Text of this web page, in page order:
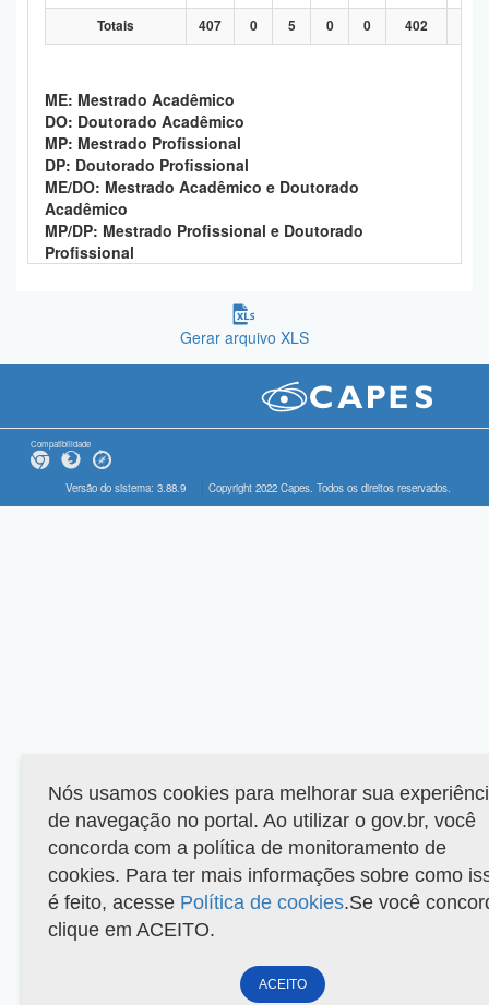
Totais 407 0 5 0 0 402
ME: Mestrado Acadêmico
DO: Doutorado Acadêmico
MP: Mestrado Profissional
DP: Doutorado Profissional
ME/DO: Mestrado Acadêmico e Doutorado
Acadêmico
MP/DP: Mestrado Profissional e Doutorado
Profissional
Gerar arquivo XLS
Compatibilidade
Versão do sistema: 3.88.9 Copyright 2022 Capes. Todos os direitos reservados.
Nós usamos cookies para melhorar sua
de navegação no portal. Ao utilizar o gov.br, você
concorda com a política de monitoramento de
cookies. Para ter mais informações sobre como
é feito, acesse Política de cookies.Se você
clique em ACEITO.
ACEITO